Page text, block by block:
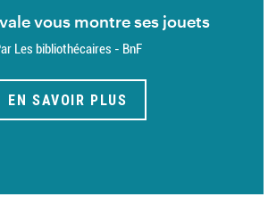
vous montre ses jouets
Les bibliothécaires - BnF
EN SAVOIR PLUS